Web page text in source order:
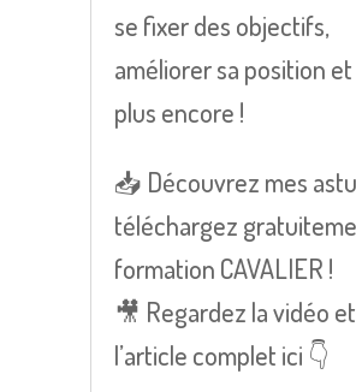
se fixer des objectifs,
améliorer sa position
plus encore !
📥 Découvrez mes
téléchargez
formation CAVALIER !
🎥 Regardez la vidéo
l’article complet ici 👇